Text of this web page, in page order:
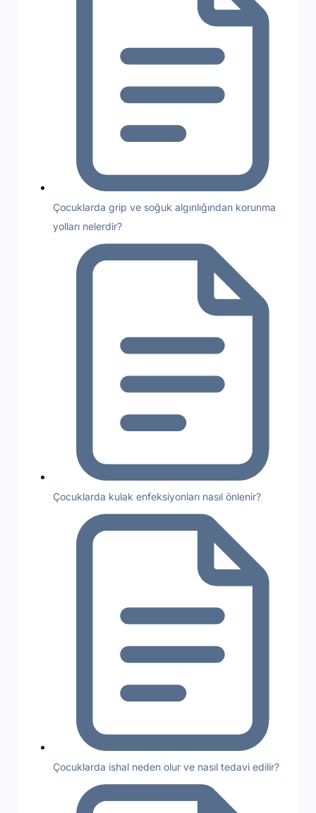
Çocuklarda grip ve soğuk algınlığından korunma
yolları nelerdir?
Çocuklarda kulak enfeksiyonları nasıl önlenir?
Çocuklarda ishal neden olur ve nasıl tedavi edilir?